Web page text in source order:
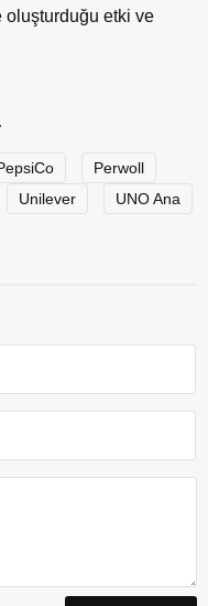
etki ve
Perwoll
Unilever UNO Ana